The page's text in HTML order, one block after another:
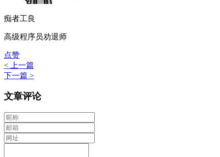
痴者工良
高级程序员劝退师
点赞
< 上一篇
下一篇 >
文章评论